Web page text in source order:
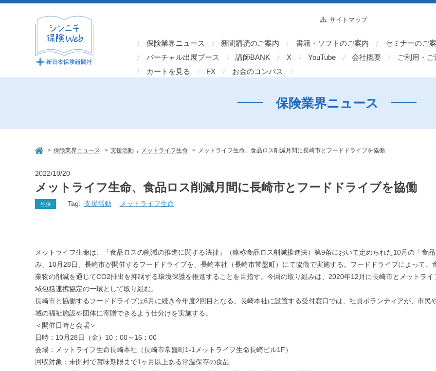
保険業界ニュース 新聞購読のご案内 書籍・ソフトのご案内
セミナーのご
バーチャル出展ブース
講師BANK X YouTube 会社概要
ご利用・
カートを見る
FX お金のコンパス
サイトマップ
保険業界ニュース
> 保険業界ニュース > 支援活動 メットライフ生命 > メットライフ生命、食品ロス削減月間に長崎市とフードドライブを協働
2022/10/20
メットライフ生命、食品ロス削減月間に長崎市とフードドライブを協働
生保 Tag: 支援活動 メットライフ生命
メットライフ生命は、「食品ロスの削減の推進に関する法律」（略称食品ロス削減推進法）第9条において定められた10月の「食
み、10月28日、長崎市が開催するフードドライブを、長崎本社（長崎市常盤町）にて協働で実施する。フードドライブによって
棄物の削減を通じてCO2排出を抑制する環境保護を推進することを目指す。今回の取り組みは、2020年12月に長崎市とメットラ
域包括連携協定の一環として取り組む。
長崎市と協働するフードドライブは6月に続き今年度2回目となる。長崎本社に設置する受付窓口では、社員ボランティアが、市
域の福祉施設や団体に寄贈できるよう仕分けを実施する。
＜開催日時と会場＞
日時：10月28日（金）10：00～16：00
会場：メットライフ生命長崎本社（長崎市常盤町1-1メットライフ生命長崎ビル1F）
回収対象：未開封で賞味期限まで1ヶ月以上ある常温保存の食品